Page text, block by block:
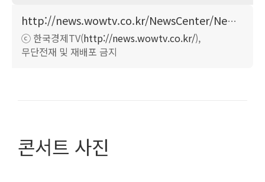
이 서울 올림픽의 개최연도 1988년도와 평창 올림픽의 개
최연도 2018년의 간극인 ‘30’을 의미한다고 밝혔다. ‘30’년
의 시간은 대한민국이 현대화되고 가장 큰 발전을 이룩한
유하고 나누는 자리가 더욱 많아지기를 소망한다고 밝혔고,
자신이 가진 재산과 열정, 그 모든 것을 바쳐 타인을 행복하
http://news.wowtv.co.kr/NewsCenter/News/Read?articleId=A201803260286
ⓒ 한국경제TV(http://news.wowtv.co.kr/),
무단전재 및 재배포 금지
콘서트 사진